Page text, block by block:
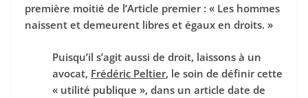
première moitié de l’Article premier : « Les hommes
naissent et demeurent libres et égaux en droits. »
Puisqu’il s’agit aussi de droit, laissons à un
avocat, Frédéric Peltier, le soin de définir cette
« utilité publique », dans un article date de